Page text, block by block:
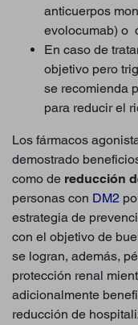
anticuerpos
evolocumab) o
En caso de
objetivo pero
se recomienda
para reducir el
Los fármacos
demostrado
como de reducción
personas con DM2
estrategia de
con el objetivo de
se logran, además,
protección renal
adicionalmente
reducción de